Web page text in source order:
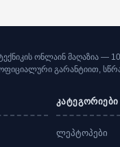
ონლაინ მაღაზია —
გარანტიით,
კატეგორიები
ლეპტოპები